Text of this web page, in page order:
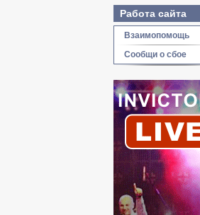
Работа сайта
Взаимопомощь
Сообщи о сбое